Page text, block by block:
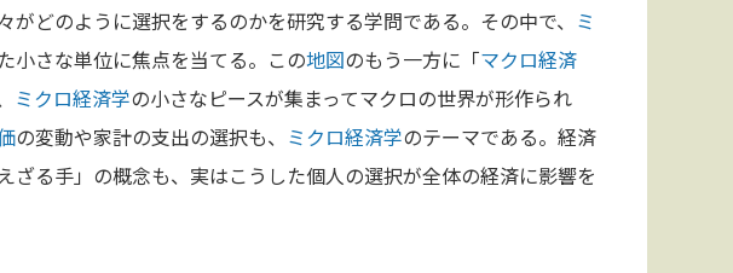
どのように選択をするのかを研究する学問である。その中で、 ミ
小さな単位に焦点を当てる。この地図のもう一方に「マクロ経済
ミクロ経済学の小さなピースが集まってマクロの世界が形作られ
の変動や家計の支出の選択も、 ミクロ経済学のテーマである。経済
ざる手」の概念も、実はこうした個人の選択が全体の経済に影響を